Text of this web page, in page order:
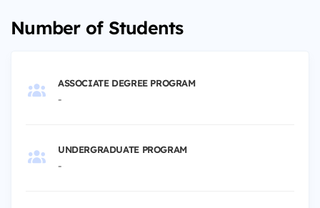
Number of Students
ASSOCIATE DEGREE PROGRAM
-
UNDERGRADUATE PROGRAM
-